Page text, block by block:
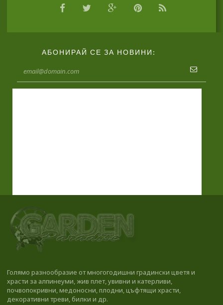
АБОНИРАЙ СЕ ЗА НОВИНИ:
Голямо разнообразие от многогодишни градински цветя и
храсти за алпинеуми, жив плет, увивни и катерливи,
почвопокривни, медоносни, плодни, цъфтящи храсти,
декоративни треви, билки и др.